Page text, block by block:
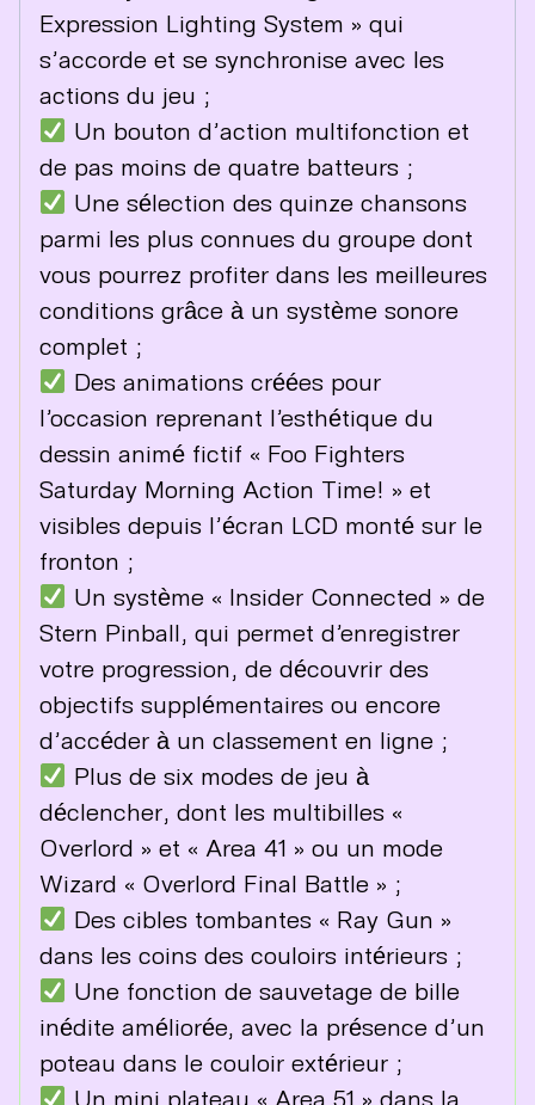
Expression Lighting System » qui
s’accorde et se synchronise avec les
actions du jeu ;
Un bouton d’action multifonction et
de pas moins de quatre batteurs ;
Une sélection des quinze chansons
parmi les plus connues du groupe dont
vous pourrez profiter dans les meilleures
conditions grâce à un système sonore
complet ;
Des animations créées pour
l’occasion reprenant l’esthétique du
dessin animé fictif « Foo Fighters
Saturday Morning Action Time! » et
visibles depuis l’écran LCD monté sur le
fronton ;
Un système « Insider Connected » de
Stern Pinball, qui permet d’enregistrer
votre progression, de découvrir des
objectifs supplémentaires ou encore
d’accéder à un classement en ligne ;
Plus de six modes de jeu à
déclencher, dont les multibilles «
Overlord » et « Area 41 » ou un mode
Wizard « Overlord Final Battle » ;
Des cibles tombantes « Ray Gun »
dans les coins des couloirs intérieurs ;
Une fonction de sauvetage de bille
inédite améliorée, avec la présence d’un
poteau dans le couloir extérieur ;
Un mini plateau « Area 51 » dans la